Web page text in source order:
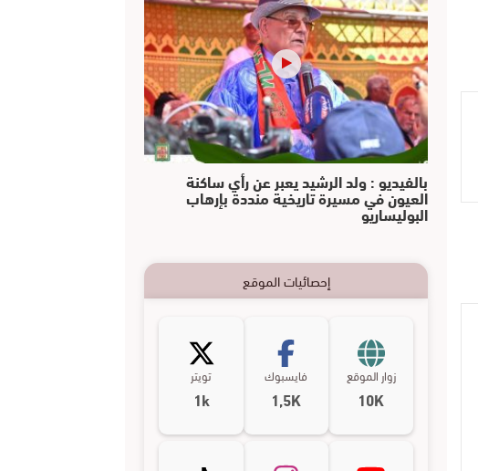
بالفيديو : ولد الرشيد يعبر عن رأي ساكنة
العيون في مسيرة تاريخية منددة بإرهاب
البوليساريو
إحصائيات الموقع
زوار الموقع
10K
فايسبوك
1,5K
تويتر
1k